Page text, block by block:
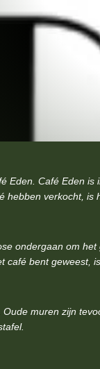
Eden. Café Eden
hebben verkocht, is
ondergaan om
café bent geweest,
muren zijn